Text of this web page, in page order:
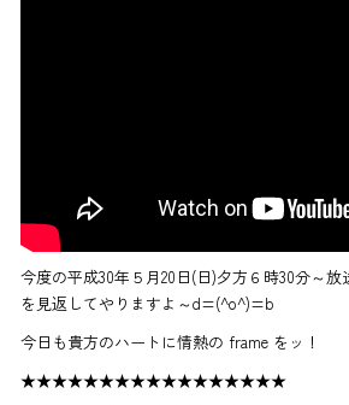
今度の平成30年５月20日(日)夕方６時30分～
を見返してやりますよ～d=(^o^)=b
今日も貴方のハートに情熱の frame をッ！
★★★★★★★★★★★★★★★★★